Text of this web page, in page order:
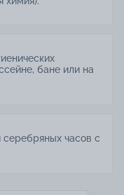
бане или на
серебряных часов с